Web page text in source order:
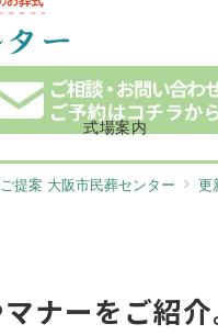
式場案内
提案 大阪市民葬センター 更
ナーをご紹